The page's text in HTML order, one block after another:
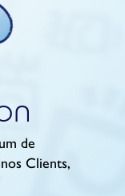
de
Clients,